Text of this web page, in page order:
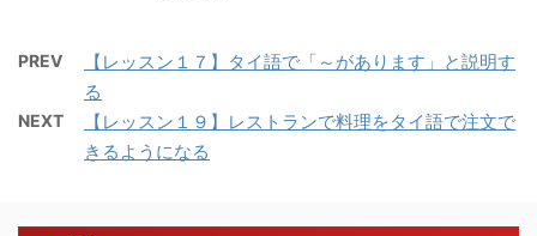
PREV
【レッスン１７】タイ語で「～があります」と説明す
る
NEXT
【レッスン１９】レストランで料理をタイ語で注文で
きるようになる